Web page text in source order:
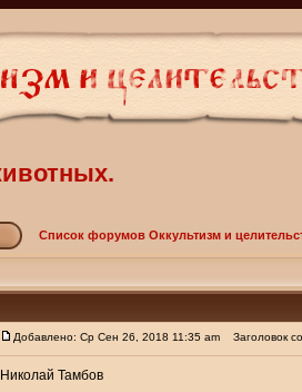
Список форумов Оккультизм и
Добавлено: Ср Сен 26, 2018 11:35 am Заголовок
Николай Тамбов